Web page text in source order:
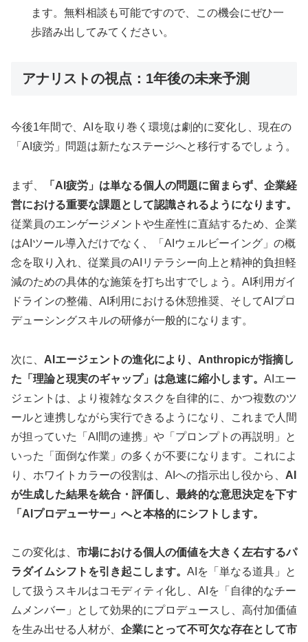
ます。無料相談も可能ですので、この機会にぜひ一
歩踏み出してみてください。
アナリストの視点：1年後の未来予測
今後1年間で、AIを取り巻く環境は劇的に変化し、現在の
「AI疲労」問題は新たなステージへと移行するでしょう。
まず、
「AI疲労」は単なる個人の問題に留まらず、企業経
営における重要な課題として認識されるようになります。
従業員のエンゲージメントや生産性に直結するため、企業
はAIツール導入だけでなく、「AIウェルビーイング」の概
念を取り入れ、従業員のAIリテラシー向上と精神的負担軽
減のための具体的な施策を打ち出すでしょう。AI利用ガイ
ドラインの整備、AI利用における休憩推奨、そしてAIプロ
デューシングスキルの研修が一般的になります。
次に、 AIエージェントの進化により、Anthropicが指摘し
た「理論と現実のギャップ」は急速に縮小します。 AIエー
ジェントは、より複雑なタスクを自律的に、かつ複数のツ
ールと連携しながら実行できるようになり、これまで人間
が担っていた「AI間の連携」や「プロンプトの再説明」と
いった「面倒な作業」の多くが不要になります。これによ
り、ホワイトカラーの役割は、AIへの指示出し役から、 AI
が生成した結果を統合・評価し、最終的な意思決定を下す
「AIプロデューサー」へと本格的にシフトします。
この変化は、 市場における個人の価値を大きく左右するパ
ラダイムシフトを引き起こします。 AIを「単なる道具」と
して扱うスキルはコモディティ化し、AIを「自律的なチー
ムメンバー」として効果的にプロデュースし、高付加価値
を生み出せる人材が、 企業にとって不可欠な存在として市